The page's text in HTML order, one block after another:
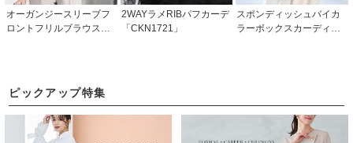
オーガンジースリーブフ
ロントフリルブラウス「T
2WAYラメRIBパフカーデ
「CKN1721」
スポンディッシュバイカ
ラーボックスカーディガ
ピックアップ特集